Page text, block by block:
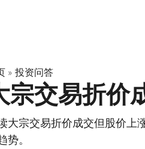
» 投资问答
宗交易折价
大宗交易折价成交但股价上
势。